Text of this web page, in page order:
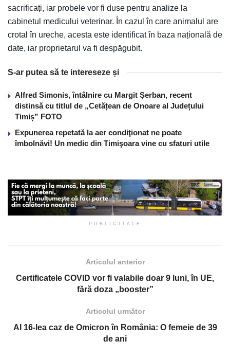
sacrificați, iar probele vor fi duse pentru analize la
cabinetul medicului veterinar. În cazul în care animalul are
crotal în ureche, acesta este identificat în baza națională de
date, iar proprietarul va fi despăgubit.
S-ar putea să te intereseze și
Alfred Simonis, întâlnire cu Margit Şerban, recent
distinsă cu titlul de „Cetățean de Onoare al Județului
Timiș” FOTO
Expunerea repetată la aer condiţionat ne poate
îmbolnăvi! Un medic din Timişoara vine cu sfaturi utile
PUBLICITATE
Articolul anterior
Certificatele COVID vor fi valabile doar 9 luni, în UE,
fără doza „booster”
Articolul următor
Al 16-lea caz de Omicron în România: O femeie de 39
de ani